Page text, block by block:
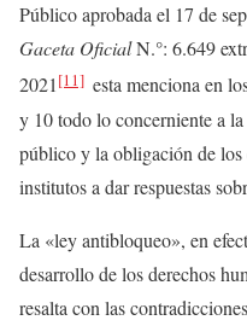
Público aprobada el 17 de
Gaceta OficialN.°: 6.649
2021[11] esta menciona en
y 10 todo lo concerniente a
público y la obligación de los
institutos a dar respuestas
La «ley antibloqueo», en
desarrollo de los derechos
resalta con las